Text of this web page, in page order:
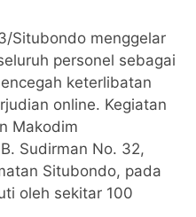
Situbondo menggelar
personel sebagai
keterlibatan
online. Kegiatan
Makodim
Sudirman No. 32,
Situbondo, pada
oleh sekitar 100